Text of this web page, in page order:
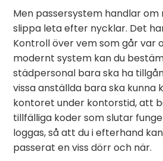
Men passersystem handlar
slippa leta efter nycklar. Det
Kontroll över vem som går var
modernt system kan du
städpersonal bara ska ha
vissa anställda bara ska kunna
kontoret under kontorstid, att
tillfälliga koder som slutar
loggas, så att du i efterhand
passerat en viss dörr och när.